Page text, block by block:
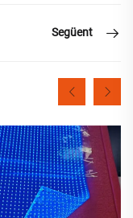
Següent